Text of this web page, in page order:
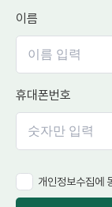
이름
휴대폰번호
개인정보수집에